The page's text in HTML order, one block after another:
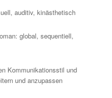
auditiv, kinästhetisch
global, sequentiell,
Kommunikationsstil und
und anzupassen